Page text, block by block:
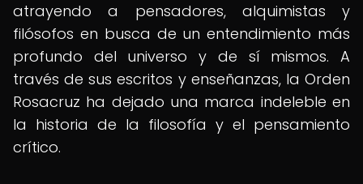
atrayendo a pensadores, alquimistas y
filósofos en busca de un entendimiento más
profundo del universo y de sí mismos. A
través de sus escritos y enseñanzas, la Orden
Rosacruz ha dejado una marca indeleble en
la historia de la filosofía y el pensamiento
crítico.